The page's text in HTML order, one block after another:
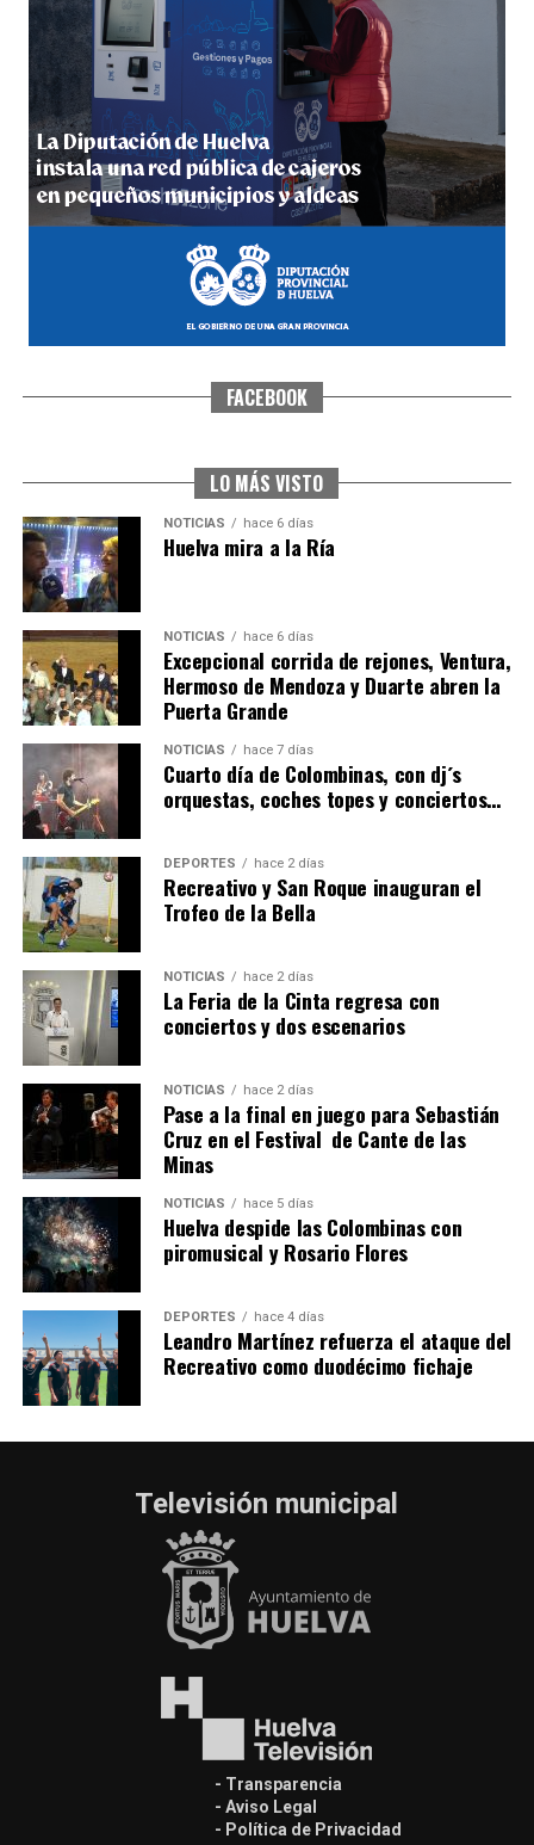
4º DÍA DE LAS FIESTAS COLOMBINAS 2026
hace 1 semana·Huelvatv
SEXTA CORRIDA DE LAS FIESTAS COLOMBINAS
6º DÍA DE LAS FIESTAS COLOMBINAS 2026
hace 5 días Huelvatv
QUINTA CORRIDA DE LAS FIESTAS COLOMBINAS
2026
hace 6 días· Huelvatv
FACEBOOK
LO MÁS VISTO
NOTICIAS hace 6 días
Huelva mira a la Ría
NOTICIAS hace 6 días
Excepcional corrida de rejones, Ventura,
Hermoso de Mendoza y Duarte abren la
Puerta Grande
NOTICIAS hace 7 días
Cuarto día de Colombinas, con dj´s
orquestas, coches topes y conciertos…
DEPORTES hace 2 días
Recreativo y San Roque inauguran el
Trofeo de la Bella
NOTICIAS hace 2 días
La Feria de la Cinta regresa con
conciertos y dos escenarios
NOTICIAS hace 2 días
Pase a la final en juego para Sebastián
Cruz en el Festival de Cante de las
Minas
NOTICIAS hace 5 días
Huelva despide las Colombinas con
piromusical y Rosario Flores
DEPORTES hace 4 días
Leandro Martínez refuerza el ataque del
Recreativo como duodécimo fichaje
Televisión municipal
- Transparencia
- Aviso Legal
- Política de Privacidad